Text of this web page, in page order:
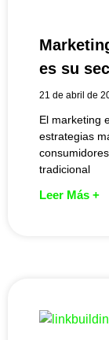
es su
21 de abril de
El marketing
estrategias
tradicional
Leer Más +